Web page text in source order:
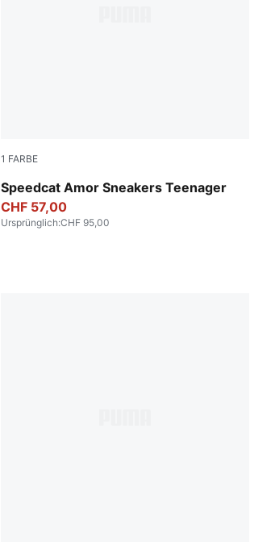
1 FARBE
Speedcat Amor Sneakers Teenager
Vapor Gray-Jasmine Flower
CHF 57,00
Ursprünglich:CHF 95,00